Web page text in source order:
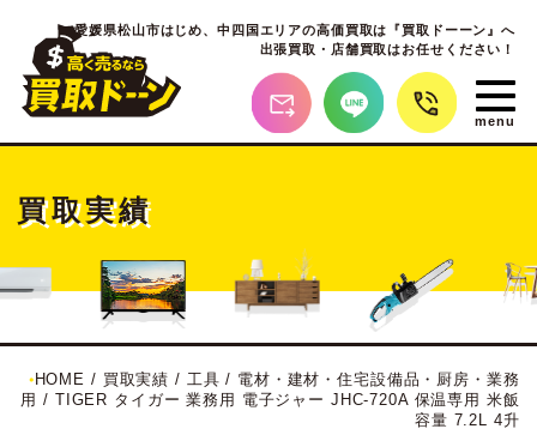
愛媛県松山市はじめ、中四国エリアの高価買取は『買取ドーーン』へ
出張買取・店舗買取はお任せください！
買取実績
HOME / 買取実績 / 工具 / 電材・建材・住宅設備品・厨房・業務
用 /
TIGER タイガー 業務用 電子ジャー JHC-720A 保温専用 米飯
容量 7.2L 4升